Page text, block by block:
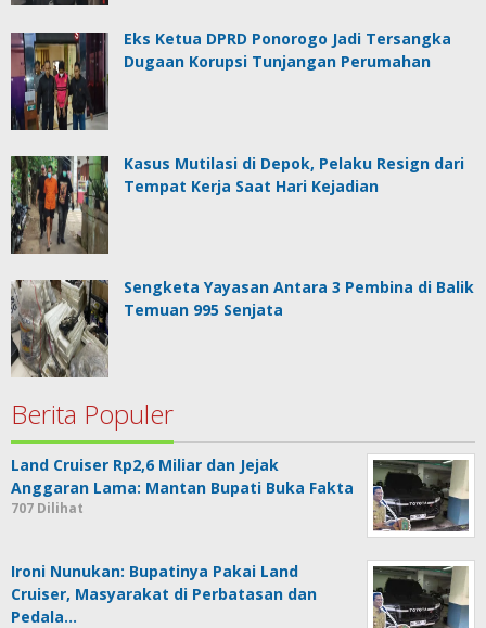
Eks Ketua DPRD Ponorogo Jadi Tersangka
Dugaan Korupsi Tunjangan Perumahan
Kasus Mutilasi di Depok, Pelaku Resign dari
Tempat Kerja Saat Hari Kejadian
Sengketa Yayasan Antara 3 Pembina di Balik
Temuan 995 Senjata
Berita Populer
Land Cruiser Rp2,6 Miliar dan Jejak
Anggaran Lama: Mantan Bupati Buka Fakta
707 Dilihat
Ironi Nunukan: Bupatinya Pakai Land
Cruiser, Masyarakat di Perbatasan dan
Pedala…